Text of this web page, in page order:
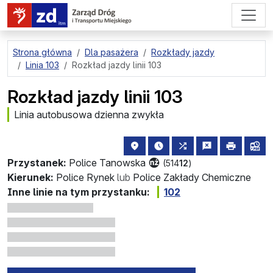
przejdź do treści strony
Strona główna Dla pasażera
Rozkłady jazdy
Linia 103
Rozkład jazdy linii 103
Rozkład jazdy linii 103
Linia autobusowa dzienna zwykła
Przystanek: Police Tanowska (51412)
lokalizacja przystanku na mapie
najbliższe odjazdy z tego
wszystkie linie
zgłośdrukuj
Kierunek: Police Rynek lub Police Zakłady Chemiczne
Inne linie na tym przystanku:
102